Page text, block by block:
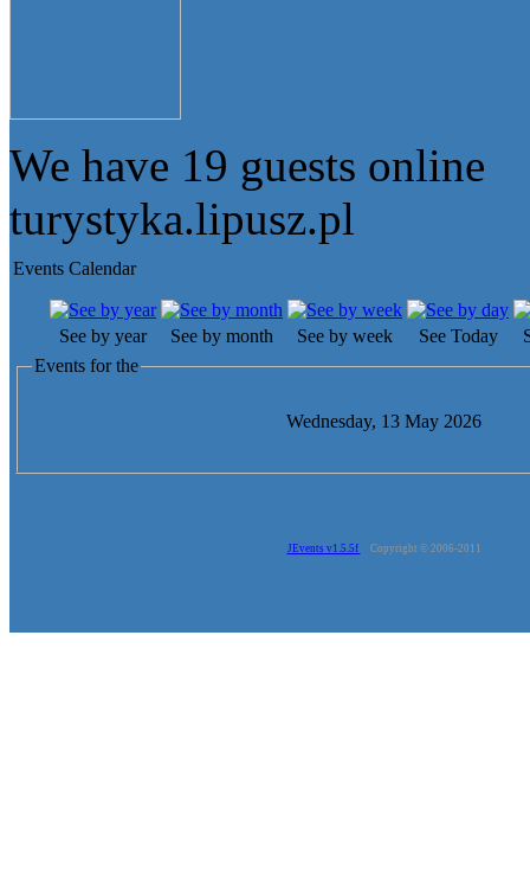
We have 19 guests online
turystyka.lipusz.pl
Events Calendar
See by year See by month See by week See Today
Events for the
Wednesday, 13 May 2026
JEvents v1.5.5f Copyright © 2006-2011